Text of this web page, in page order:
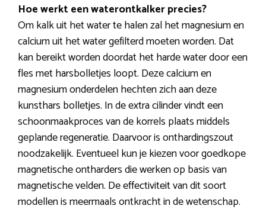
Hoe werkt een waterontkalker precies?
Om kalk uit het water te halen zal het magnesium en
calcium uit het water gefilterd moeten worden. Dat
kan bereikt worden doordat het harde water door een
fles met harsbolletjes loopt. Deze calcium en
magnesium onderdelen hechten zich aan deze
kunsthars bolletjes. In de extra cilinder vindt een
schoonmaakproces van de korrels plaats middels
geplande regeneratie. Daarvoor is onthardingszout
noodzakelijk. Eventueel kun je kiezen voor goedkope
magnetische ontharders die werken op basis van
magnetische velden. De effectiviteit van dit soort
modellen is meermaals ontkracht in de wetenschap.